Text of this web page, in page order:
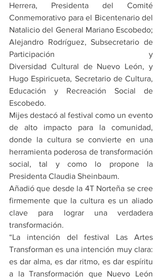
Herrera, Presidenta del Comité
Conmemorativo para el Bicentenario del
Natalicio del General Mariano Escobedo;
Alejandro Rodríguez, Subsecretario de
Participación y
Diversidad Cultural de Nuevo León, y
Hugo Espiricueta, Secretario de Cultura,
Educación y Recreación Social de
Escobedo.
Mijes destacó al festival como un evento
de alto impacto para la comunidad,
donde la cultura se convierte en una
herramienta poderosa de transformación
social, tal y como lo propone la
Presidenta Claudia Sheinbaum.
Añadió que desde la 4T Norteña se cree
firmemente que la cultura es un aliado
clave para lograr una verdadera
transformación.
“La intención del festival Las Artes
Transforman es una intención muy clara:
es dar alma, es dar ritmo, es dar espíritu
a la Transformación que Nuevo León